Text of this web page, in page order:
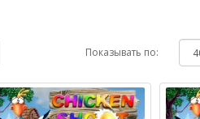
Показывать по: